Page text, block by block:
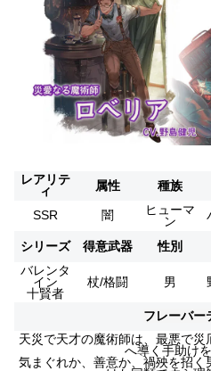
レアリテ
ィ
属性 種族
SSR 闇
ヒューマ
ン
シリーズ 得意武器 性別
バレンタ
イン
十賢者
杖/格闘 男
フレーバー
天災で天才の魔術師は、最悪で
へ導く手助け
気まぐれか、善意か、禍殃を招